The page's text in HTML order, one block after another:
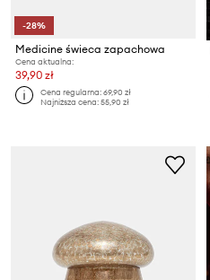
-28%
Medicine świeca zapachowa
Cena aktualna:
39,90 zł
Cena regularna:69,90 zł
Najniższa cena:55,90 zł